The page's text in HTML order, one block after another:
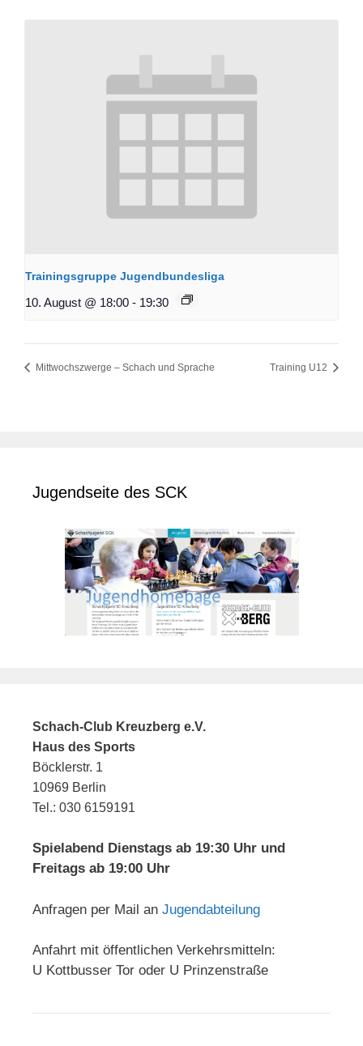
Trainingsgruppe Jugendbundesliga
10. August @ 18:00 - 19:30
Mittwochszwerge – Schach und Sprache Training U12
Jugendseite des SCK
Schach-Club Kreuzberg e.V.
Haus des Sports
Böcklerstr. 1
10969 Berlin
Tel.: 030 6159191
Spielabend Dienstags ab 19:30 Uhr und
Freitags ab 19:00 Uhr
Anfragen per Mail an Jugendabteilung
Anfahrt mit öffentlichen Verkehrsmitteln:
U Kottbusser Tor oder U Prinzenstraße